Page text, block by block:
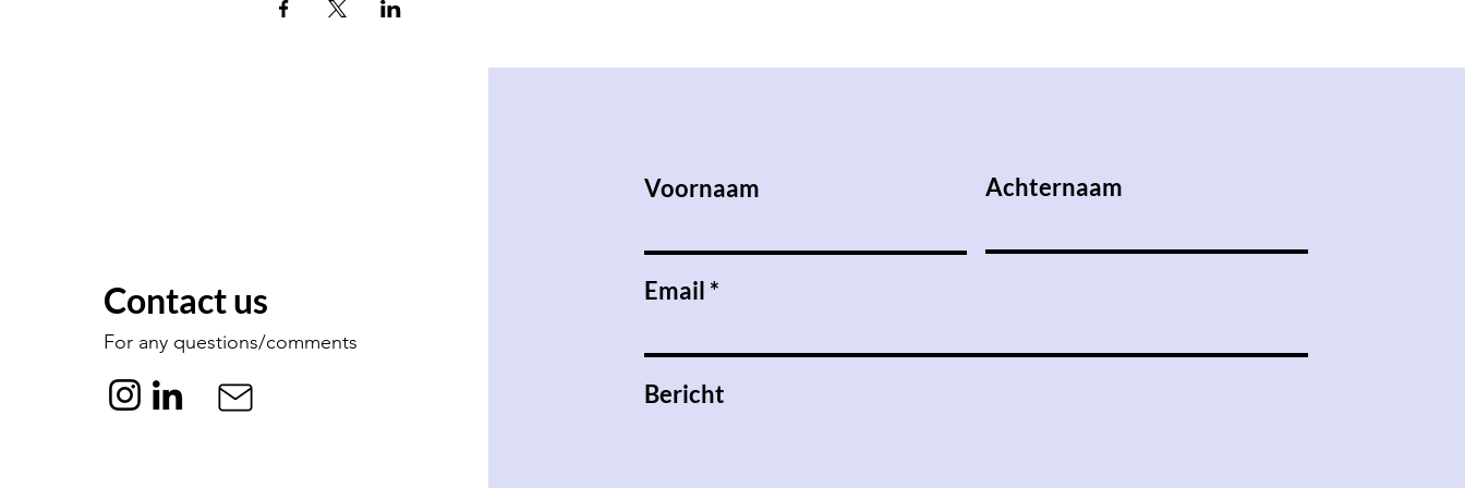
Contact us
For any questions/comments
Voornaam Achternaam
Email
Bericht